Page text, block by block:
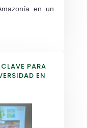
en un
PARA
EN